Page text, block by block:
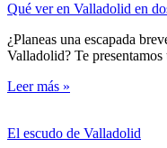
Qué ver en Valladolid en
¿Planeas una escapada
Valladolid? Te
Leer más »
El escudo de Valladolid